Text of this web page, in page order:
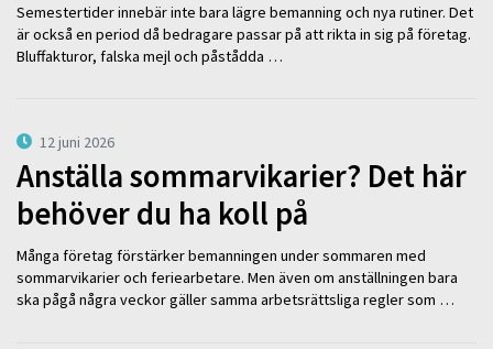
Semestertider innebär inte bara lägre bemanning och nya rutiner. Det
är också en period då bedragare passar på att rikta in sig på företag.
Bluffakturor, falska mejl och påstådda …
12 juni 2026
Anställa sommarvikarier? Det här
behöver du ha koll på
Många företag förstärker bemanningen under sommaren med
sommarvikarier och feriearbetare. Men även om anställningen bara
ska pågå några veckor gäller samma arbetsrättsliga regler som …